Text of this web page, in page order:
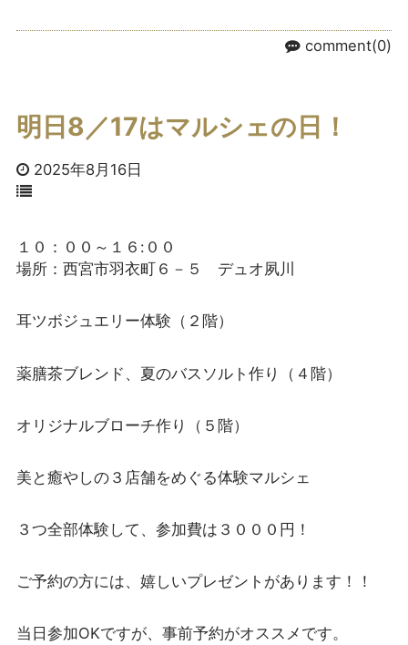
comment(0)
明日8／17はマルシェの日！
2025年8月16日
１０：００～１６:００
場所：西宮市羽衣町６－５ デュオ夙川
耳ツボジュエリー体験（２階）
薬膳茶ブレンド、夏のバスソルト作り（４階）
オリジナルブローチ作り（５階）
美と癒やしの３店舗をめぐる体験マルシェ
３つ全部体験して、参加費は３０００円！
ご予約の方には、嬉しいプレゼントがあります！！
当日参加OKですが、事前予約がオススメです。